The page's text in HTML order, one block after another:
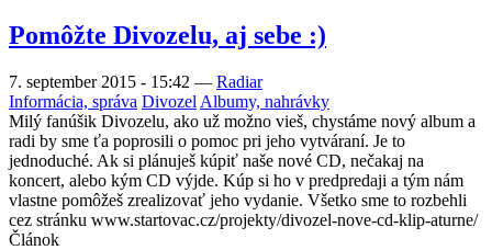
Pomôžte Divozelu, aj sebe :)
7. september 2015 - 15:42 — Radiar
Informácia, správa Divozel Albumy, nahrávky
Milý fanúšik Divozelu, ako už možno vieš, chystáme nový album a
radi by sme ťa poprosili o pomoc pri jeho vytváraní. Je to
jednoduché. Ak si plánuješ kúpiť naše nové CD, nečakaj na
koncert, alebo kým CD výjde. Kúp si ho v predpredaji a tým nám
vlastne pomôžeš zrealizovať jeho vydanie. Všetko sme to rozbehli
cez stránku www.startovac.cz/projekty/divozel-nove-cd-klip-aturne/
Článok